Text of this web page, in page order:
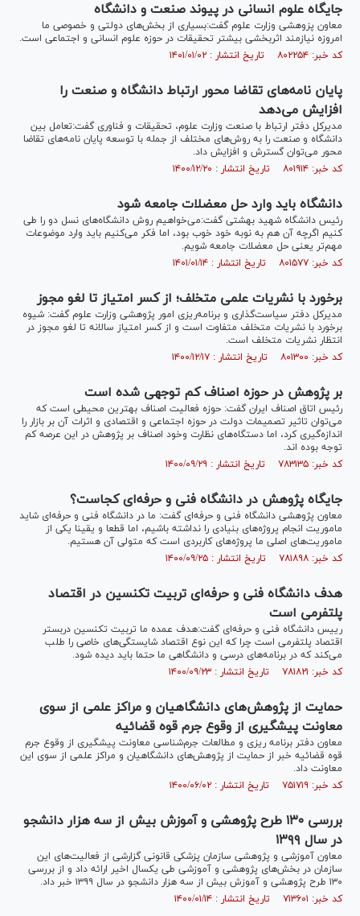
جایگاه علوم انسانی در پیوند صنعت و دانشگاه
معاون پزوهشی وزارت علوم گفت:بسیاری از بخش‌های دولتی و خصوصی ما
امروزه نیازمند اثربخشی بیشتر تحقیقات در حوزه علوم انسانی و اجتماعی است.
کد خبر: ۸۰۲۲۵۴ تاریخ انتشار : ۱۴۰۱/۰۱/۰۲
پایان نامه‌های تقاضا محور ارتباط دانشگاه و صنعت را
افزایش می‌دهد
مدیرکل دفتر ارتباط با صنعت وزارت علوم، تحقیقات و فناوری گفت:تعامل بین
دانشگاه و صنعت را به روش‌های مختلف از جمله با توسعه پایان نامه‌های تقاضا
محور می‌توان گسترش و افزایش داد.
کد خبر: ۸۰۱۹۱۴ تاریخ انتشار : ۱۴۰۰/۱۲/۲۰
دانشگاه باید وارد حل معضلات جامعه شود
رئیس دانشگاه شهید بهشتی گفت:می‌خواهیم روش دانشگاه‌های نسل دو را طی
کنیم اگرچه آن هم به نوبه خود خوب بود، اما فکر می‌کنیم باید وارد موضوعات
مهم‌تر یعنی حل معضلات جامعه شویم.
کد خبر: ۸۰۱۵۷۷ تاریخ انتشار : ۱۴۰۱/۰۱/۱۴
برخورد با نشریات علمی متخلف؛ از کسر امتیاز تا لغو مجوز
مدیرکل دفتر سیاست‌گذاری و برنامه‌ریزی امور پژوهشی وزارت علوم گفت: شیوه
برخورد با نشریات متخلف متفاوت است و از کسر امتیاز سالانه تا لغو مجوز در
انتظار نشریات متخلف است.
کد خبر: ۸۰۱۳۰۰ تاریخ انتشار : ۱۴۰۰/۱۲/۱۷
بر پژوهش در حوزه اصناف کم توجهی شده است
رئیس اتاق اصناف ایران گفت: حوزه فعالیت اصناف بهترین محیطی است که
می‌توان تاثیر تصمیمات دولت در حوزه اجتماعی و اقتصادی و اثرات آن بر بازار را
اندازه‌گیری کرد، اما دستگاه‌های نظارت وخود اصناف بر پژوهش در این عرصه کم
توجه بوده اند.
کد خبر: ۷۸۳۱۳۵ تاریخ انتشار : ۱۴۰۰/۰۹/۲۹
جایگاه پژوهش در دانشگاه فنی و حرفه‌ای کجاست؟
معاون پژوهشی دانشگاه فنی و حرفه‌ای گفت: ما در دانشگاه فنی و حرفه‌ای شاید
ماموریت انجام پروژه‌های بنیادی را نداشته باشیم، اما قطعا و یقینا یکی از
ماموریت‌های اصلی ما پروژه‌های کاربردی است که متولی آن هستیم.
کد خبر: ۷۸۱۸۹۸ تاریخ انتشار : ۱۴۰۰/۰۹/۲۵
هدف دانشگاه فنی و حرفه‌ای تربیت تکنسین در اقتصاد
پلتفرمی است
رییس دانشگاه فنی و حرفه‌ای گفت:هدف عمده ما تربیت تکنسین دربستر
اقتصاد پلتفرمی است چرا که این نوع اقتصاد شایستگی‌های خاصی را طلب
می‌کند که در برنامه‌های درسی و دانشگاهی ما حتما باید دیده شود.
کد خبر: ۷۸۱۸۲۱ تاریخ انتشار : ۱۴۰۰/۰۹/۲۳
حمایت از پژوهش‌های دانشگاهیان و مراکز علمی از سوی
معاونت پیشگیری از وقوع جرم قوه قضائیه
معاون دفتر برنامه ریزی و مطالعات جرم‌شناسی معاونت پیشگیری از وقوع جرم
قوه قضائیه خبر از حمایت از پژوهش‌های دانشگاهیان و مراکز علمی از سوی این
معاونت داد.
کد خبر: ۷۵۱۷۱۹ تاریخ انتشار : ۱۴۰۰/۰۶/۰۲
بررسی ۱۳۰ طرح پژوهشی و آموزش بیش از سه هزار دانشجو
در سال ۱۳۹۹
معاون آموزشی و پژوهشی سازمان پزشکی قانونی گزارشی از فعالیت‌های این
سازمان در بخش‌های پژوهشی و آموزشی طی یکسال اخیر ارائه داد و از بررسی
۱۳۰ طرح پژوهشی و آموزش بیش از سه هزار دانشجو در سال ۱۳۹۹ خبر داد.
کد خبر: ۷۱۳۶۰۱ تاریخ انتشار : ۱۴۰۰/۰۱/۱۴